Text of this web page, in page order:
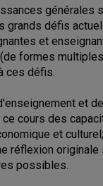
générales
grands défis
et
formes
ces défis.
et
cours des
et
réflexion
possibles.